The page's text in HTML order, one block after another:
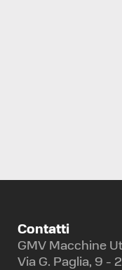
Contatti
GMV Macchine
Via G. Paglia, 9 -